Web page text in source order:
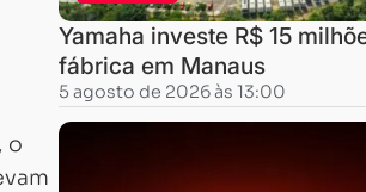
o
Yamaha investe R$ 15
fábrica em Manaus
5 agosto de 2026 às 13:00